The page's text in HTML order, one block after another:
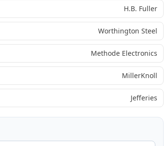
H.B. Fuller
Worthington Steel
Methode Electronics
MillerKnoll
Jefferies